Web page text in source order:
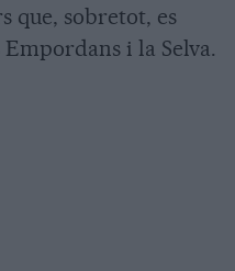
que, sobretot, es
i la Selva.